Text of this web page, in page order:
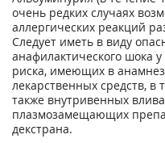
очень редких случаях
аллергических реакций
Следует иметь в виду
анафилактического шока
риска, имеющих в
лекарственных средств, в
также внутривенных
плазмозамещающих
декстрана.